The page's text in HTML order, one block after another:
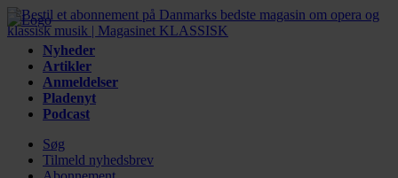
Nyheder
Artikler
Anmeldelser
Pladenyt
Podcast
Søg
Tilmeld nyhedsbrev